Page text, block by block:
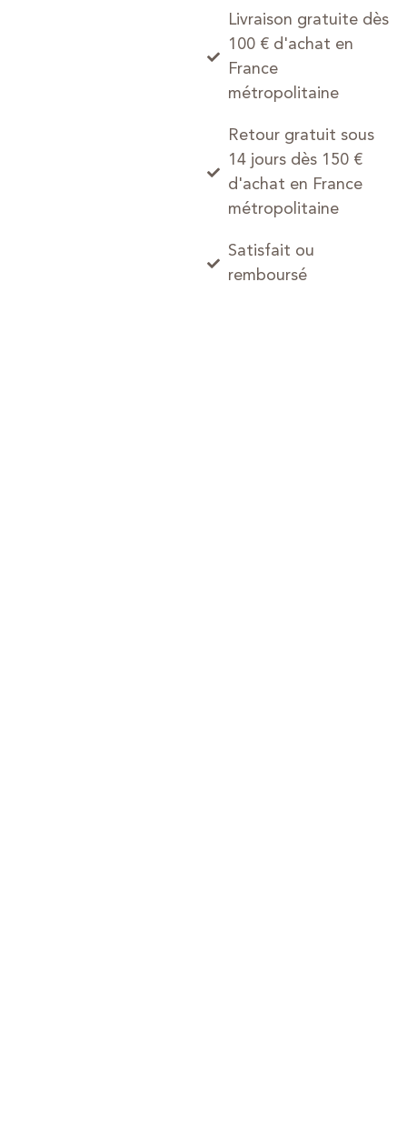
Livraison gratuite dès
100 € d'achat en
France
métropolitaine
Retour gratuit sous
14 jours dès 150 €
d'achat en France
métropolitaine
Satisfait ou
remboursé